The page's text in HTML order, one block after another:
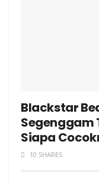
Blackstar
Segenggam
Siapa
10 SHARES